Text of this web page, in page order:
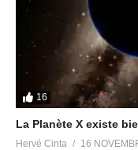
16
La Planète X existe
Hervé Cinta 16